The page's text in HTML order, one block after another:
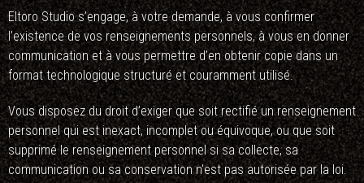
Eltoro Studio s’engage, à votre demande, à vous confirmer
l’existence de vos renseignements personnels, à vous en donner
communication et à vous permettre d’en obtenir copie dans un
format technologique structuré et couramment utilisé.
Vous disposez du droit d’exiger que soit rectifié un renseignement
personnel qui est inexact, incomplet ou équivoque, ou que soit
supprimé le renseignement personnel si sa collecte, sa
communication ou sa conservation n’est pas autorisée par la loi.